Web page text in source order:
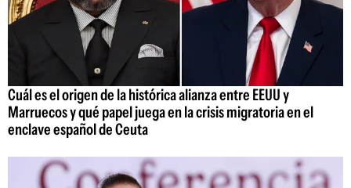
Cuál es el origen de la histórica alianza entre EEUU y
Marruecos y qué papel juega en la crisis migratoria en el
enclave español de Ceuta